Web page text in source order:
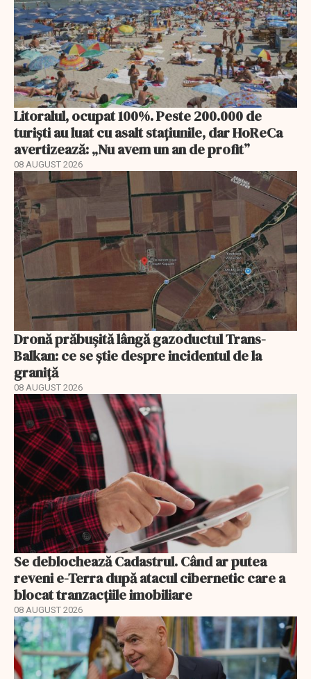
Litoralul, ocupat 100%. Peste 200.000 de
turiști au luat cu asalt stațiunile, dar HoReCa
avertizează: „Nu avem un an de profit”
08 AUGUST 2026
Dronă prăbușită lângă gazoductul Trans-
Balkan: ce se știe despre incidentul de la
graniță
08 AUGUST 2026
Se deblochează Cadastrul. Când ar putea
reveni e-Terra după atacul cibernetic care a
blocat tranzacțiile imobiliare
08 AUGUST 2026